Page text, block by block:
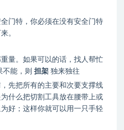
门特，你必须在没有安全门特
。
量。如果可以的话，找人帮忙
不能，则 担架 独来独往
先把所有的主要和次要支撑线
什么把切割工具放在腰带上或
好；这样你就可以用一只手轻